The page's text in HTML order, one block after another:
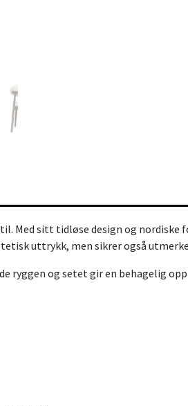
sitt tidløse design og nordiske
uttrykk, men sikrer også
og setet gir en behagelig